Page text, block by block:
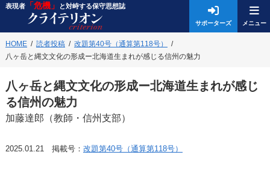
表現者「危機」 と対峙する保守思想誌
サポーターズ
HOME 読者投稿
改題第40号（通算第118号）
八ヶ岳と縄文文化の形成ー北海道生まれが感じる信州の魅力
八ヶ岳と縄文文化の形成ー北海道生まれが感じ
る信州の魅力
加藤達郎（教師・信州支部）
2025.01.21 掲載号： 改題第40号（通算第118号）